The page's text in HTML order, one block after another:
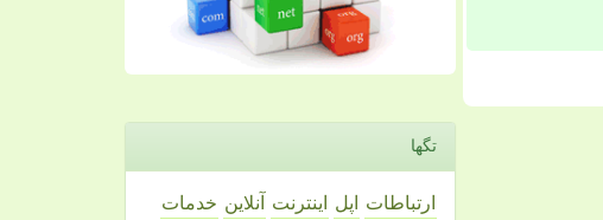
تگها
ارتباطات اپل اینترنت آنلاین خدمات